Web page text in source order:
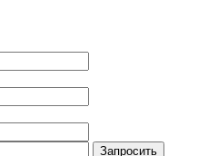
Запросить